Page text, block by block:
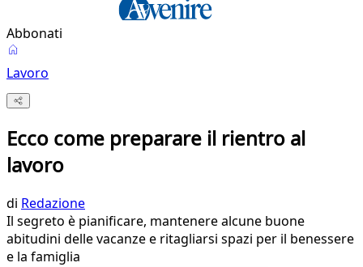
Abbonati
Lavoro
Ecco come preparare il rientro al
lavoro
di Redazione
Il segreto è pianificare, mantenere alcune buone
abitudini delle vacanze e ritagliarsi spazi per il benessere
e la famiglia